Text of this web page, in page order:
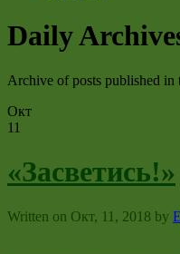
Daily
Archive of posts published in
Окт
11
«Засветись!»
Written on Окт, 11, 2018 by